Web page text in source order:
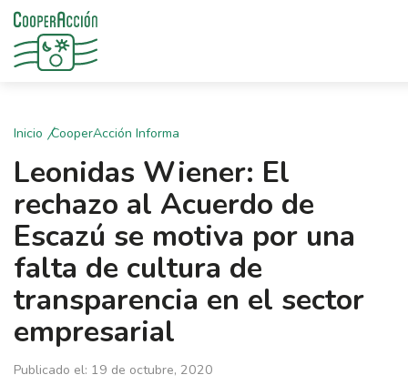
Inicio CooperAcción Informa
Leonidas Wiener: El
rechazo al Acuerdo de
Escazú se motiva por una
falta de cultura de
transparencia en el sector
empresarial
Publicado el: 19 de octubre, 2020